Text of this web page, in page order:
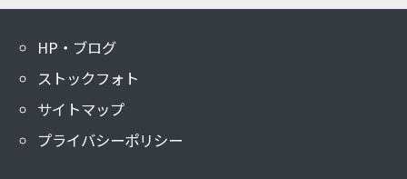
HP・ブログ
ストックフォト
サイトマップ
プライバシーポリシー